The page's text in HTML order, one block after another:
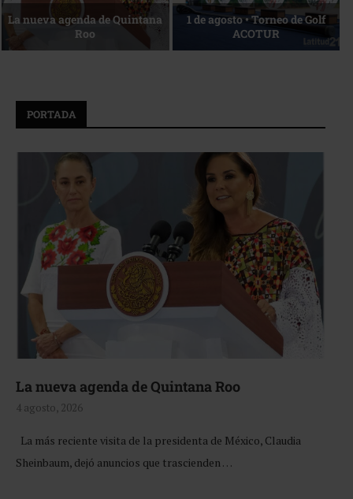
Reconocimiento de viajeros La esencia del servicio
PORTADA
La nueva agenda de Quintana Roo
4 agosto, 2026
La más reciente visita de la presidenta de México, Claudia
Sheinbaum, dejó anuncios que trascienden …